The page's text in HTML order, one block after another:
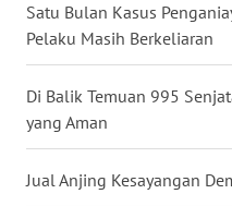
Satu Bulan Kasus
Pelaku Masih Berkeliaran
Di Balik Temuan 995
yang Aman
Jual Anjing Kesayangan
WN
SULBAR
WN
BABEL
WN
SUMBAR